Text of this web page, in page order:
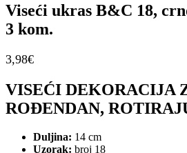
Viseći ukras B&C 18,
3 kom.
3,98€
VISEĆI DEKORACIJA
ROĐENDAN,
Duljina: 14 cm
Uzorak: broj 18